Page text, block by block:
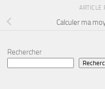
ARTICLE
Calculer ma
Rechercher